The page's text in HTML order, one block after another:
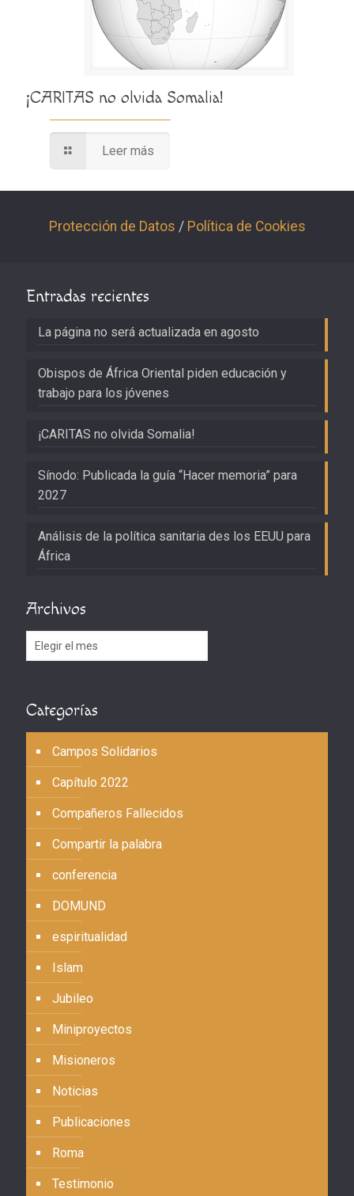
¡CARITAS no olvida Somalia!
Leer más
Protección de Datos / Política de Cookies
Entradas recientes
La página no será actualizada en agosto
Obispos de África Oriental piden educación y
trabajo para los jóvenes
¡CARITAS no olvida Somalia!
Sínodo: Publicada la guía “Hacer memoria” para
2027
Análisis de la política sanitaria des los EEUU para
África
Archivos
Archivos
Categorías
Campos Solidarios
Capítulo 2022
Compañeros Fallecidos
Compartir la palabra
conferencia
DOMUND
espiritualidad
Islam
Jubileo
Miniproyectos
Misioneros
Noticias
Publicaciones
Roma
Testimonio